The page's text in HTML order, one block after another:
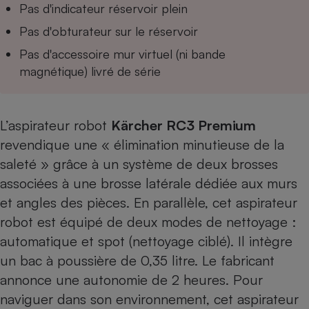
Pas d'indicateur réservoir plein
Pas d'obturateur sur le réservoir
Pas d'accessoire mur virtuel (ni bande
magnétique) livré de série
L’aspirateur robot Kärcher RC3 Premium
revendique une « élimination minutieuse de la
saleté » grâce à un système de deux brosses
associées à une brosse latérale dédiée aux murs
et angles des pièces. En parallèle, cet aspirateur
robot est équipé de deux modes de nettoyage :
automatique et spot (nettoyage ciblé). Il intègre
un bac à poussière de 0,35 litre. Le fabricant
annonce une autonomie de 2 heures. Pour
naviguer dans son environnement, cet aspirateur